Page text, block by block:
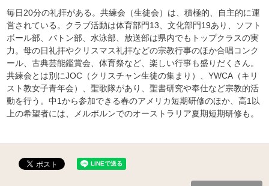
毎日20分の礼拝がある。共練会（生徒会）は、積極的、自主的に運
営されている。クラブ活動は体育部門13、文化部門19あり、ソフト
ボール部、バトン部、水泳部、放送部は県内でもトップクラスの実
力。母の日礼拝やクリスマス礼拝などの宗教行事のほか合唱コンク
ール、古典芸能鑑賞会、体育祭など、楽しい行事も盛りだくさん。
共練会とは別にJOC（クリスチャン生徒の集まり）、YWCA（キリ
スト教女子青年会）、聖歌隊があり、聖書研究や奉仕など宗教的活
動を行う。中1から参加できる春のアメリカ短期研修のほか、高1以
上の希望者には、メルボルンでのオーストラリア夏期短期研修も。